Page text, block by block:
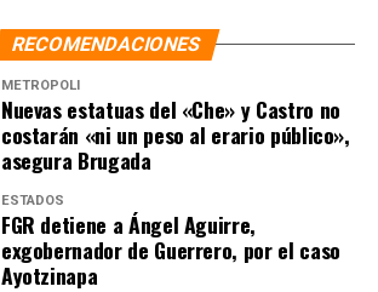
RECOMENDACIONES
METRÓPOLI
Nuevas estatuas del «Che» y Castro no
costarán «ni un peso al erario público»,
asegura Brugada
ESTADOS
FGR detiene a Ángel Aguirre,
exgobernador de Guerrero, por el caso
Ayotzinapa